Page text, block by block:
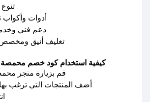
أدوات وأكواب
دعم فني
تغليف أنيق ومخصص
كيفية استخدام كود خصم محمصة جرن من صحصح
قم بزيارة متجر
أضف المنتجات التي ترغب